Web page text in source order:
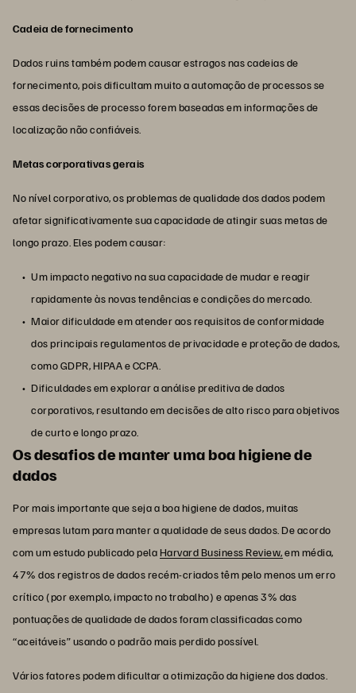
Cadeia de fornecimento
Dados ruins também podem causar estragos nas cadeias de
fornecimento, pois dificultam muito a automação de processos se
essas decisões de processo forem baseadas em informações de
localização não confiáveis.
Metas corporativas gerais
No nível corporativo, os problemas de qualidade dos dados podem
afetar significativamente sua capacidade de atingir suas metas de
longo prazo. Eles podem causar:
Um impacto negativo na sua capacidade de mudar e reagir
rapidamente às novas tendências e condições do mercado.
Maior dificuldade em atender aos requisitos de conformidade
dos principais regulamentos de privacidade e proteção de dados,
como GDPR, HIPAA e CCPA.
Dificuldades em explorar a análise preditiva de dados
corporativos, resultando em decisões de alto risco para objetivos
de curto e longo prazo.
Os desafios de manter uma boa higiene de
dados
Por mais importante que seja a boa higiene de dados, muitas
empresas lutam para manter a qualidade de seus dados. De acordo
com um estudo publicado pelaHarvard Business Review,em média,
47% dos registros de dados recém-criados têm pelo menos um erro
crítico (por exemplo, impacto no trabalho) e apenas 3% das
pontuações de qualidade de dados foram classificadas como
“aceitáveis” usando o padrão mais perdido possível.
Vários fatores podem dificultar a otimização da higiene dos dados.